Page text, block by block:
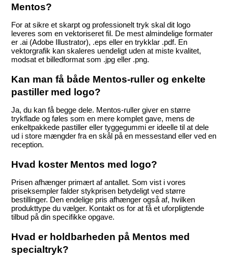
Mentos?
For at sikre et skarpt og professionelt tryk skal dit logo
leveres som en vektoriseret fil. De mest almindelige formater
er .ai (Adobe Illustrator), .eps eller en trykklar .pdf. En
vektorgrafik kan skaleres uendeligt uden at miste kvalitet,
modsat et billedformat som .jpg eller .png.
Kan man få både Mentos-ruller og enkelte
pastiller med logo?
Ja, du kan få begge dele. Mentos-ruller giver en større
trykflade og føles som en mere komplet gave, mens de
enkeltpakkede pastiller eller tyggegummi er ideelle til at dele
ud i store mængder fra en skål på en messestand eller ved en
reception.
Hvad koster Mentos med logo?
Prisen afhænger primært af antallet. Som vist i vores
priseksempler falder stykprisen betydeligt ved større
bestillinger. Den endelige pris afhænger også af, hvilken
produkttype du vælger. Kontakt os for at få et uforpligtende
tilbud på din specifikke opgave.
Hvad er holdbarheden på Mentos med
specialtryk?